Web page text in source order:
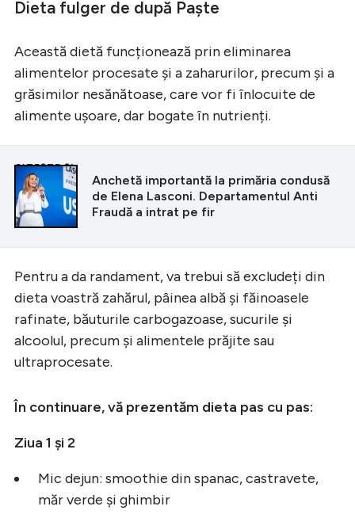
Dieta fulger de după Paște
Această dietă funcționează prin eliminarea
alimentelor procesate și a zaharurilor, precum și a
grăsimilor nesănătoase, care vor fi înlocuite de
alimente ușoare, dar bogate în nutrienți.
CITEȘTE ȘI
Anchetă importantă la primăria condusă
de Elena Lasconi. Departamentul Anti
Fraudă a intrat pe fir
Pentru a da randament, va trebui să excludeți din
dieta voastră zahărul, pâinea albă și făinoasele
rafinate, băuturile carbogazoase, sucurile și
alcoolul, precum și alimentele prăjite sau
ultraprocesate.
În continuare, vă prezentăm dieta pas cu pas:
Ziua 1 și 2
Mic dejun: smoothie din spanac, castravete,
măr verde și ghimbir